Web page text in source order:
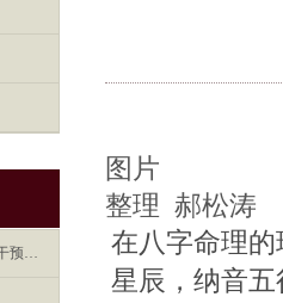
外交部驻港公署警告美西方停止干预香港司法政治操弄
图片
整理 郝松涛
在八字命理
星辰，纳音